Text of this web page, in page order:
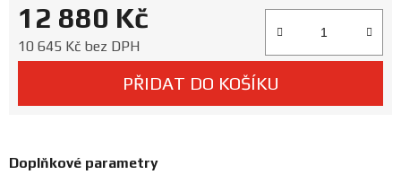
a
katalogy
12 880 Kč
10 645 Kč bez DPH
PŘIDAT DO KOŠÍKU
Doplňkové parametry